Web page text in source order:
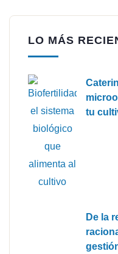
LO MÁS
tu
De la